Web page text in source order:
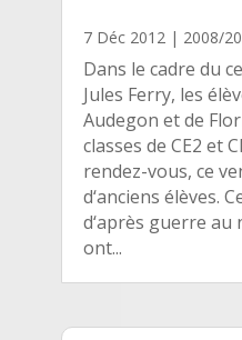
7 Déc 2012| 2008/
Dans le cadre du
Jules Ferry, les
Audegon et de
classes de CE2 et
rendez-vous, ce
d‘anciens élèves.
d‘après guerre
ont...